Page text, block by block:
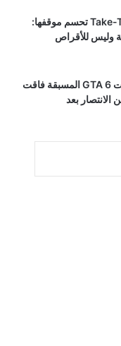
ناشر GTA 6 شركة Take-Two تحسم موقفها:
وليس للأقراص
رئيس Take-Two: طلبات GTA 6 المسبقة فاقت
الانتصار بعد